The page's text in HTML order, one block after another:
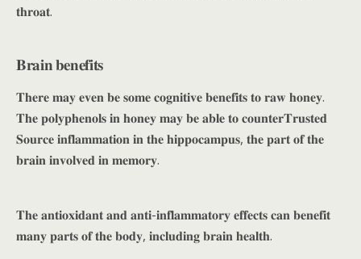
𝐭𝐡𝐫𝐨𝐚𝐭.
𝐁𝐫𝐚𝐢𝐧 𝐛𝐞𝐧𝐞𝐟𝐢𝐭𝐬
𝐓𝐡𝐞𝐫𝐞 𝐦𝐚𝐲 𝐞𝐯𝐞𝐧 𝐛𝐞 𝐬𝐨𝐦𝐞 𝐜𝐨𝐠𝐧𝐢𝐭𝐢𝐯𝐞 𝐛𝐞𝐧𝐞𝐟𝐢𝐭𝐬 𝐭𝐨 𝐫𝐚𝐰 𝐡𝐨𝐧𝐞𝐲.
𝐓𝐡𝐞 𝐩𝐨𝐥𝐲𝐩𝐡𝐞𝐧𝐨𝐥𝐬 𝐢𝐧 𝐡𝐨𝐧𝐞𝐲 𝐦𝐚𝐲 𝐛𝐞 𝐚𝐛𝐥𝐞 𝐭𝐨 𝐜𝐨𝐮𝐧𝐭𝐞𝐫𝐓𝐫𝐮𝐬𝐭𝐞𝐝
𝐒𝐨𝐮𝐫𝐜𝐞 𝐢𝐧𝐟𝐥𝐚𝐦𝐦𝐚𝐭𝐢𝐨𝐧 𝐢𝐧 𝐭𝐡𝐞 𝐡𝐢𝐩𝐩𝐨𝐜𝐚𝐦𝐩𝐮𝐬, 𝐭𝐡𝐞 𝐩𝐚𝐫𝐭 𝐨𝐟 𝐭𝐡𝐞
𝐛𝐫𝐚𝐢𝐧 𝐢𝐧𝐯𝐨𝐥𝐯𝐞𝐝 𝐢𝐧 𝐦𝐞𝐦𝐨𝐫𝐲.
𝐓𝐡𝐞 𝐚𝐧𝐭𝐢𝐨𝐱𝐢𝐝𝐚𝐧𝐭 𝐚𝐧𝐝 𝐚𝐧𝐭𝐢-𝐢𝐧𝐟𝐥𝐚𝐦𝐦𝐚𝐭𝐨𝐫𝐲 𝐞𝐟𝐟𝐞𝐜𝐭𝐬 𝐜𝐚𝐧 𝐛𝐞𝐧𝐞𝐟𝐢𝐭
𝐦𝐚𝐧𝐲 𝐩𝐚𝐫𝐭𝐬 𝐨𝐟 𝐭𝐡𝐞 𝐛𝐨𝐝𝐲, 𝐢𝐧𝐜𝐥𝐮𝐝𝐢𝐧𝐠 𝐛𝐫𝐚𝐢𝐧 𝐡𝐞𝐚𝐥𝐭𝐡.